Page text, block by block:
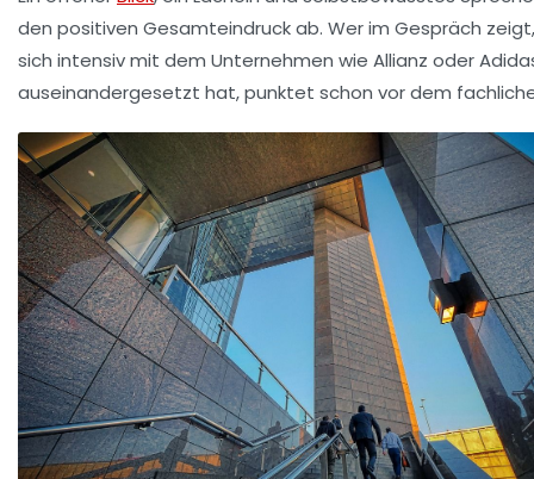
den positiven Gesamteindruck ab. Wer im Gespräch
sich intensiv mit dem Unternehmen wie Allianz oder
auseinandergesetzt hat, punktet schon vor dem